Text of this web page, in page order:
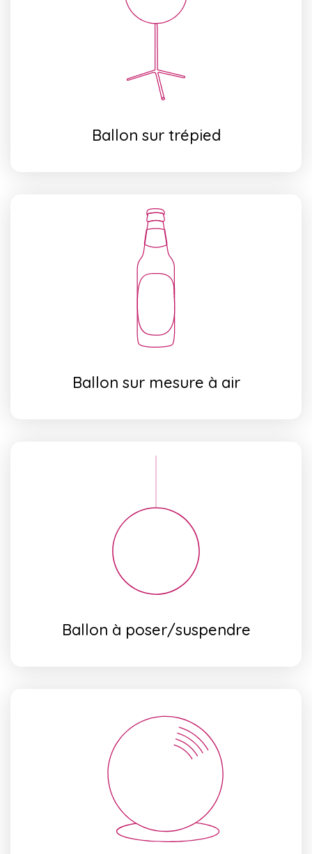
Ballon sur trépied
Ballon sur mesure à air
Ballon à poser/suspendre